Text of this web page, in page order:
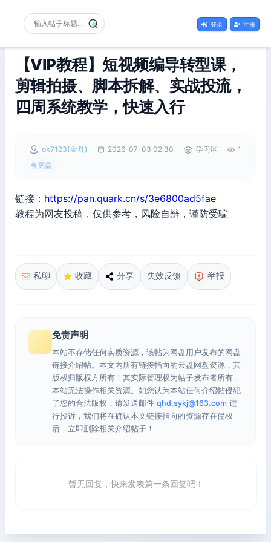
登录 注册
【VIP教程】短视频编导转型课，
剪辑拍摄、脚本拆解、实战投流，
四周系统教学，快速入行
ok7123(金丹) 2026-07-03 02:30 学习区
1
夸克盘
链接： https://pan.quark.cn/s/3e6800ad5fae
教程为网友投稿，仅供参考，风险自辨，谨防受骗
私聊 收藏 分享 失效反馈 举报
免责声明
本站不存储任何实质资源，该帖为网盘用户发布的网盘
链接介绍帖。本文内所有链接指向的云盘网盘资源，其
版权归版权方所有！其实际管理权为帖子发布者所有，
本站无法操作相关资源。如您认为本站任何介绍帖侵犯
了您的合法版权，请发送邮件 qhd.sykj@163.com 进
行投诉，我们将在确认本文链接指向的资源存在侵权
后，立即删除相关介绍帖子！
暂无回复，快来发表第一条回复吧！